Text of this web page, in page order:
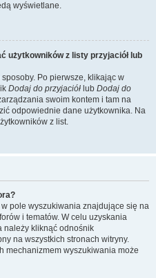
wyświetlane.
użytkowników z listy przyjaciół lub
Po pierwsze, klikając w
Dodaj do przyjaciół lub Dodaj do
swoim kontem i tam na
odpowiednie dane użytkownika. Na
z list.
pole wyszukiwania znajdujące się na
i tematów. W celu uzyskania
należy kliknąć odnośnik
na wszystkich stronach witryny.
mechanizmem wyszukiwania może